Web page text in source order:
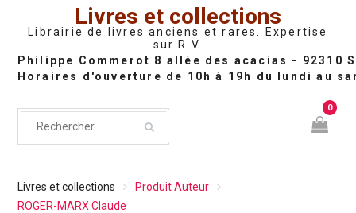
Livres et collections
Librairie de livres anciens et rares. Expertise
sur R.V.
0
Livres et collections
Produit Auteur
ROGER-MARX Claude